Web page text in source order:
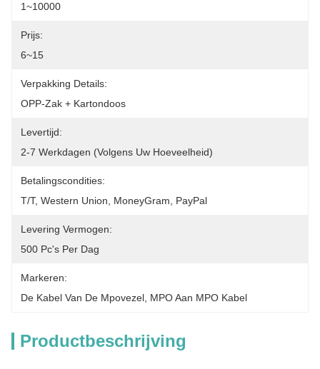
1~10000
Prijs:
6~15
Verpakking Details:
OPP-Zak + Kartondoos
Levertijd:
2-7 Werkdagen (volgens Uw Hoeveelheid)
Betalingscondities:
T/T, Western Union, MoneyGram, PayPal
Levering Vermogen:
500 Pc's Per Dag
Markeren:
De Kabel Van De Mpovezel MPO Aan MPO Kabel
Productbeschrijving